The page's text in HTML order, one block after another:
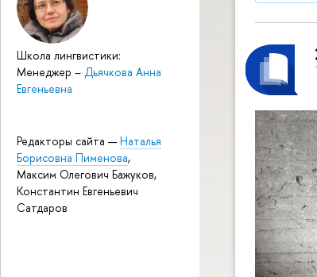
Школа лингвистики:
Менеджер – Дьячкова Анна
Евгеньевна
Редакторы сайта —Наталья
Борисовна Пименова,
Максим Олегович Бажуков,
Константин Евгеньевич
Сатдаров